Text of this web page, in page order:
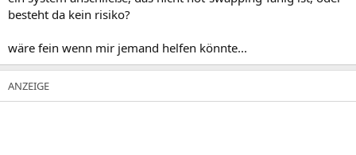
besteht da kein risiko?
wäre fein wenn mir jemand helfen könnte...